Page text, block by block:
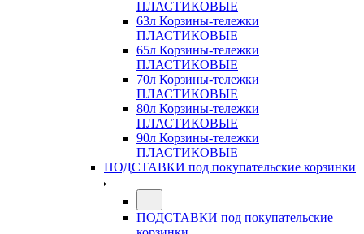
ПЛАСТИКОВЫЕ
63л Корзины-тележки
ПЛАСТИКОВЫЕ
65л Корзины-тележки
ПЛАСТИКОВЫЕ
70л Корзины-тележки
ПЛАСТИКОВЫЕ
80л Корзины-тележки
ПЛАСТИКОВЫЕ
90л Корзины-тележки
ПЛАСТИКОВЫЕ
ПОДСТАВКИ под покупательские корзинки
ПОДСТАВКИ под покупательские